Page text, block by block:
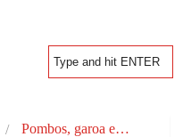
Pombos, garoa e…